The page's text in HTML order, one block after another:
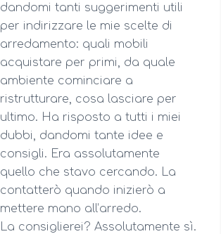
dandomi tanti suggerimenti utili
per indirizzare le mie scelte di
arredamento: quali mobili
acquistare per primi, da quale
ambiente cominciare a
ristrutturare, cosa lasciare per
ultimo. Ha risposto a tutti i miei
dubbi, dandomi tante idee e
consigli. Era assolutamente
quello che stavo cercando. La
contatterò quando inizierò a
mettere mano all’arredo.
La consiglierei? Assolutamente sì.